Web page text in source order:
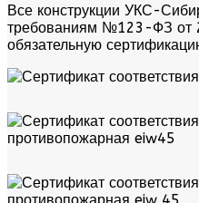
Все конструкции УКС-
требованиям №123-ФЗ от
обязательную